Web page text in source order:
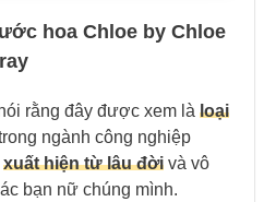
hoa Chloe by Chloe
rằng đây được xem là loại
ngành công nghiệp
xuất hiện từ lâu đời và vô
bạn nữ chúng mình.